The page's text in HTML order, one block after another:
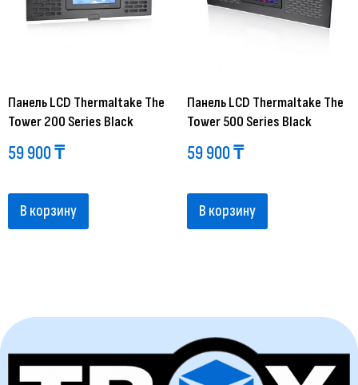
Панель LCD Thermaltake The
Tower 200 Series Black
59 900₸
В корзину
Панель LCD Thermaltake The
Tower 500 Series Black
59 900₸
В корзину